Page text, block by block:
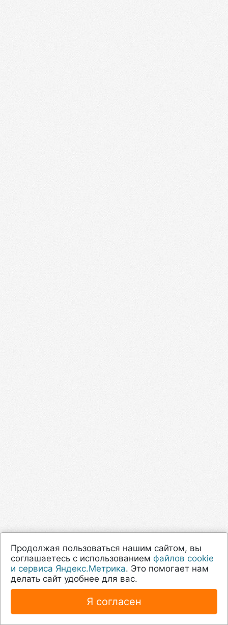
Продолжая пользоваться нашим сайтом, вы
соглашаетесь с использованием файлов cookie
и сервиса Яндекс.Метрика. Это помогает нам
делать сайт удобнее для вас.
Я согласен